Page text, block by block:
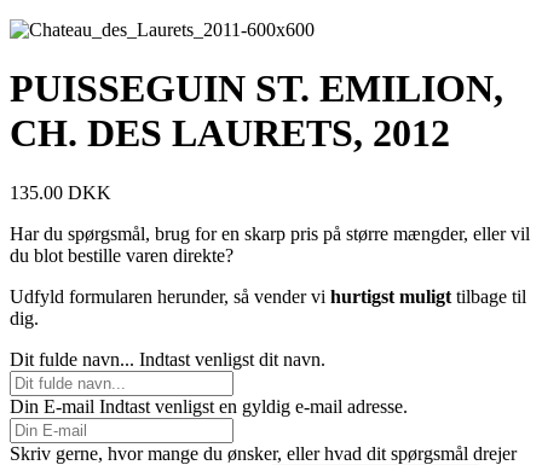
PUISSEGUIN ST. EMILION,
CH. DES LAURETS, 2012
135.00 DKK
Har du spørgsmål, brug for en skarp pris på større mængder, eller vil
du blot bestille varen direkte?
Udfyld formularen herunder, så vender vi hurtigst muligt tilbage til
dig.
Dit fulde navn... Indtast venligst dit navn.
Din E-mail Indtast venligst en gyldig e-mail adresse.
Skriv gerne, hvor mange du ønsker, eller hvad dit spørgsmål drejer